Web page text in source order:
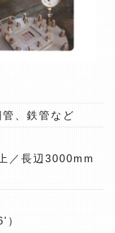
、鉄管など
／長辺3000mm